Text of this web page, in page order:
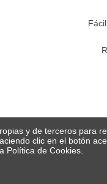
y de terceros para
clic en el botón
Política de Cookies.